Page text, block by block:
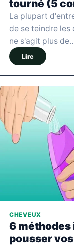
tourné (5
La plupart
de se teindre les
ne s'agit plus
Lire
CHEVEUX
6 méthodes
pousser